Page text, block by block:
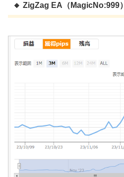
🔸 ZigZag EA（MagicNo:999）